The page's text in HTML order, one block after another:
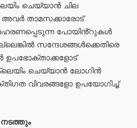
ചെയ്യാൻ ചില
താമസക്കാരോട്
പോയിൻ്റുകൾ
സന്ദേശങ്ങൾക്കെതിരെ
ഉപഭോക്താക്കളോട്
ചെയ്യാൻ ലോഗിൻ
വിവരങ്ങളോ ഉപയോഗിച്ച്
നടത്തും